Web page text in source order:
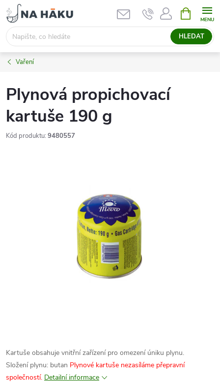
Přejít
na
obsah
HLEDAT
NÁKUPNÍ
KOŠÍK
Vaření
Plynová propichovací
kartuše 190 g
Kód produktu: 9480557
Kartuše obsahuje vnitřní zařízení pro omezení úniku plynu.
Složení plynu: butan Plynové kartuše nezasíláme přepravní
společností. Detailní informace